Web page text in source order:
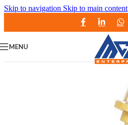
Skip to navigation Skip to main content
MENU